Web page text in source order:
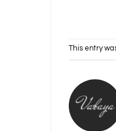
This entry